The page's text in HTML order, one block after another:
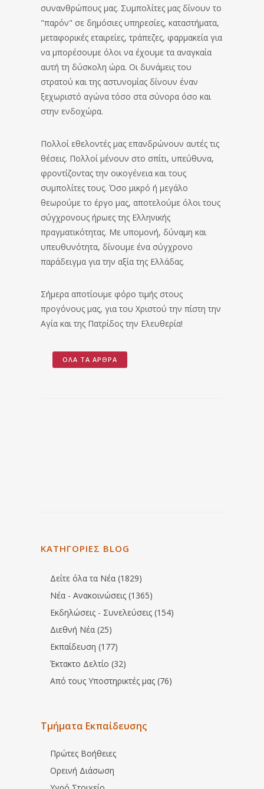
συνανθρώπους μας. Συμπολίτες μας δίνουν το
"παρόν" σε δημόσιες υπηρεσίες, καταστήματα,
μεταφορικές εταιρείες, τράπεζες, φαρμακεία για
να μπορέσουμε όλοι να έχουμε τα αναγκαία
αυτή τη δύσκολη ώρα. Οι δυνάμεις του
στρατού και της αστυνομίας δίνουν έναν
ξεχωριστό αγώνα τόσο στα σύνορα όσο και
στην ενδοχώρα.
Πολλοί εθελοντές μας επανδρώνουν αυτές τις
θέσεις. Πολλοί μένουν στο σπίτι, υπεύθυνα,
φροντίζοντας την οικογένεια και τους
συμπολίτες τους. Όσο μικρό ή μεγάλο
θεωρούμε το έργο μας, αποτελούμε όλοι τους
σύγχρονους ήρωες της Ελληνικής
πραγματικότητας. Με υπομονή, δύναμη και
υπευθυνότητα, δίνουμε ένα σύγχρονο
παράδειγμα για την αξία της Ελλάδας.
Σήμερα αποτίουμε φόρο τιμής στους
προγόνους μας, για του Χριστού την πίστη την
Αγία και της Πατρίδος την Ελευθερία!
ΌΛΑ ΤΑ ΆΡΘΡΑ
ΚΑΤΗΓΟΡΙΕΣ BLOG
Δείτε όλα τα Νέα (1829)
Νέα - Ανακοινώσεις (1365)
Εκδηλώσεις - Συνελεύσεις (154)
Διεθνή Νέα (25)
Εκπαίδευση (177)
Έκτακτο Δελτίο (32)
Από τους Υποστηρικτές μας (76)
Τμήματα Εκπαίδευσης
Πρώτες Βοήθειες
Ορεινή Διάσωση